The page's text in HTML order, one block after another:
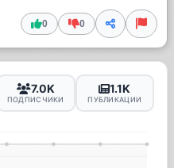
0 0
7.0K
ПОДПИСЧИКИ
1.1K
ПУБЛИКАЦИИ